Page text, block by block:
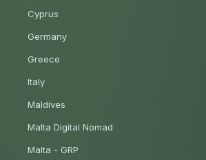
Cyprus
Germany
Greece
Italy
Maldives
Malta Digital Nomad
Malta - GRP